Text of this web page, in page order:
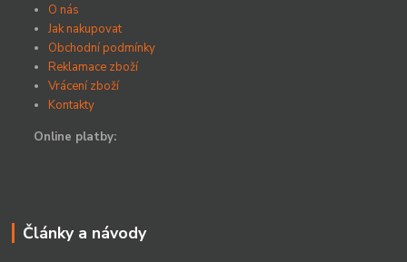
O nás
Jak nakupovat
Obchodní podmínky
Reklamace zboží
Vrácení zboží
Kontakty
Online platby:
Články a návody